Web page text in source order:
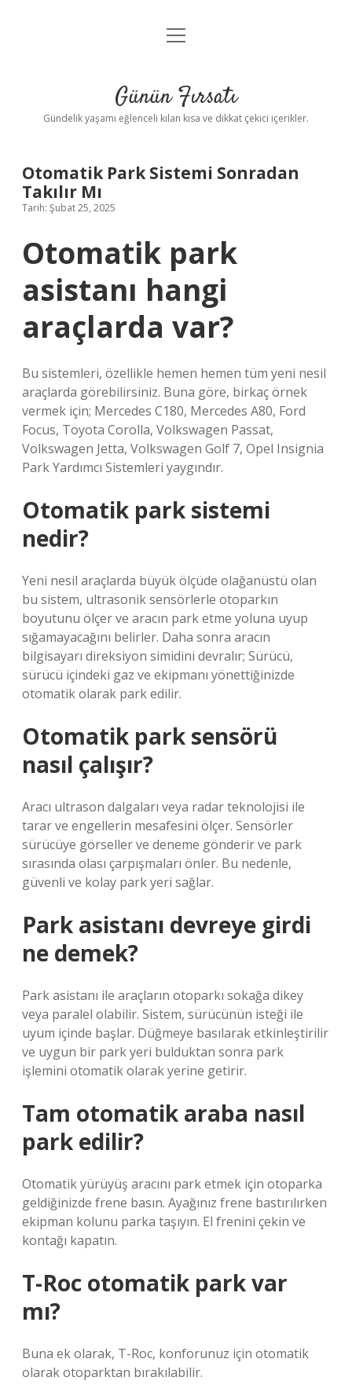
Anasayfa
Yasal Uyarı
menüyü
Günün Fırsatı
Gündelik yaşamı eğlenceli kılan kısa ve dikkat çekici içerikler.
Otomatik Park Sistemi Sonradan
Takılır Mı
Tarih: Şubat 25, 2025
Otomatik park
asistanı hangi
araçlarda var?
Bu sistemleri, özellikle hemen hemen tüm yeni nesil
araçlarda görebilirsiniz. Buna göre, birkaç örnek
vermek için; Mercedes C180, Mercedes A80, Ford
Focus, Toyota Corolla, Volkswagen Passat,
Volkswagen Jetta, Volkswagen Golf 7, Opel Insignia
Park Yardımcı Sistemleri yaygındır.
Otomatik park sistemi
nedir?
Yeni nesil araçlarda büyük ölçüde olağanüstü olan
bu sistem, ultrasonik sensörlerle otoparkın
boyutunu ölçer ve aracın park etme yoluna uyup
sığamayacağını belirler. Daha sonra aracın
bilgisayarı direksiyon simidini devralır; Sürücü,
sürücü içindeki gaz ve ekipmanı yönettiğinizde
otomatik olarak park edilir.
Otomatik park sensörü
nasıl çalışır?
Aracı ultrason dalgaları veya radar teknolojisi ile
tarar ve engellerin mesafesini ölçer. Sensörler
sürücüye görseller ve deneme gönderir ve park
sırasında olası çarpışmaları önler. Bu nedenle,
güvenli ve kolay park yeri sağlar.
Park asistanı devreye girdi
ne demek?
Park asistanı ile araçların otoparkı sokağa dikey
veya paralel olabilir. Sistem, sürücünün isteği ile
uyum içinde başlar. Düğmeye basılarak etkinleştirilir
ve uygun bir park yeri bulduktan sonra park
işlemini otomatik olarak yerine getirir.
Tam otomatik araba nasıl
park edilir?
Otomatik yürüyüş aracını park etmek için otoparka
geldiğinizde frene basın. Ayağınız frene bastırılırken
ekipman kolunu parka taşıyın. El frenini çekin ve
kontağı kapatın.
T-Roc otomatik park var
mı?
Buna ek olarak, T-Roc, konforunuz için otomatik
olarak otoparktan bırakılabilir.